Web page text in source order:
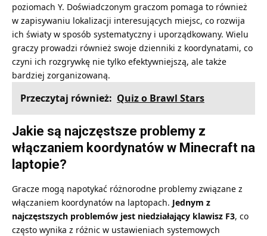
poziomach Y. Doświadczonym graczom pomaga to również
w zapisywaniu lokalizacji interesujących miejsc, co rozwija
ich światy w sposób systematyczny i uporządkowany. Wielu
graczy prowadzi również swoje dzienniki z koordynatami, co
czyni ich rozgrywkę nie tylko efektywniejszą, ale także
bardziej zorganizowaną.
Przeczytaj również: Quiz o Brawl Stars
Jakie są najczęstsze problemy z
włączaniem koordynatów w Minecraft na
laptopie?
Gracze mogą napotykać różnorodne problemy związane z
włączaniem koordynatów na laptopach. Jednym z
najczęstszych problemów jest niedziałający klawisz F3, co
często wynika z różnic w ustawieniach systemowych